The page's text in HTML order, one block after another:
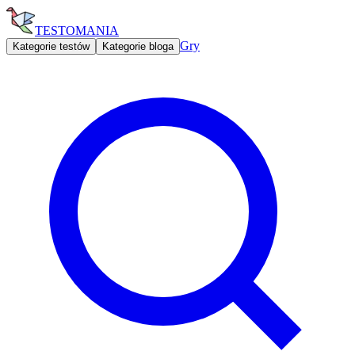
TESTOMANIA
Kategorie testów Kategorie bloga Gry